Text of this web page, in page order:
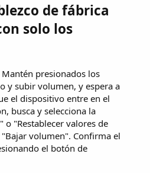
de fábrica
solo los
presionados los
y subir volumen, y espera a
el dispositivo entre en el
busca y selecciona la
"Restablecer valores de
volumen". Confirma el
el botón de